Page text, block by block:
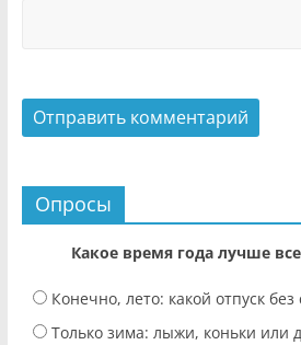
Опросы
Какое время года лучше
Конечно, лето: какой отпуск
Только зима: лыжи, коньки или